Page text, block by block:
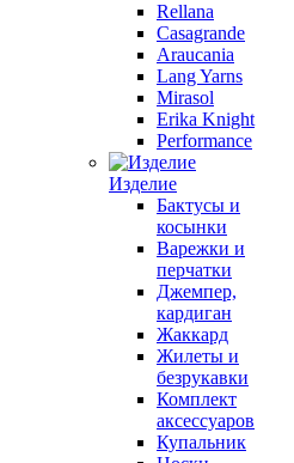
Rellana
Casagrande
Araucania
Lang Yarns
Mirasol
Erika Knight
Performance
Изделие
Бактусы и
косынки
Варежки и
перчатки
Джемпер,
кардиган
Жаккард
Жилеты и
безрукавки
Комплект
аксессуаров
Купальник